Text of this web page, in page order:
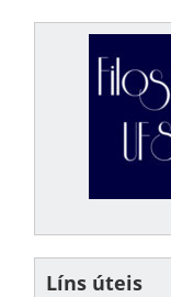
Líns úteis